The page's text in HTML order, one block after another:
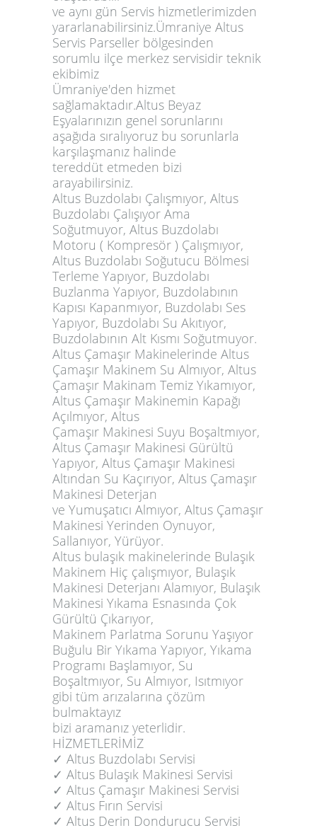
ve aynı gün Servis hizmetlerimizden
yararlanabilirsiniz.Ümraniye Altus
Servis Parseller bölgesinden
sorumlu ilçe merkez servisidir teknik
ekibimiz
Ümraniye'den hizmet
sağlamaktadır.Altus Beyaz
Eşyalarınızın genel sorunlarını
aşağıda sıralıyoruz bu sorunlarla
karşılaşmanız halinde
tereddüt etmeden bizi
arayabilirsiniz.
Altus Buzdolabı Çalışmıyor, Altus
Buzdolabı Çalışıyor Ama
Soğutmuyor, Altus Buzdolabı
Motoru ( Kompresör ) Çalışmıyor,
Altus Buzdolabı Soğutucu Bölmesi
Terleme Yapıyor, Buzdolabı
Buzlanma Yapıyor, Buzdolabının
Kapısı Kapanmıyor, Buzdolabı Ses
Yapıyor, Buzdolabı Su Akıtıyor,
Buzdolabının Alt Kısmı Soğutmuyor.
Altus Çamaşır Makinelerinde Altus
Çamaşır Makinem Su Almıyor, Altus
Çamaşır Makinam Temiz Yıkamıyor,
Altus Çamaşır Makinemin Kapağı
Açılmıyor, Altus
Çamaşır Makinesi Suyu Boşaltmıyor,
Altus Çamaşır Makinesi Gürültü
Yapıyor, Altus Çamaşır Makinesi
Altından Su Kaçırıyor, Altus Çamaşır
Makinesi Deterjan
ve Yumuşatıcı Almıyor, Altus Çamaşır
Makinesi Yerinden Oynuyor,
Sallanıyor, Yürüyor.
Altus bulaşık makinelerinde Bulaşık
Makinem Hiç çalışmıyor, Bulaşık
Makinesi Deterjanı Alamıyor, Bulaşık
Makinesi Yıkama Esnasında Çok
Gürültü Çıkarıyor,
Makinem Parlatma Sorunu Yaşıyor
Buğulu Bir Yıkama Yapıyor, Yıkama
Programı Başlamıyor, Su
Boşaltmıyor, Su Almıyor, Isıtmıyor
gibi tüm arızalarına çözüm
bulmaktayız
bizi aramanız yeterlidir.
HİZMETLERİMİZ
✓️ Altus Buzdolabı Servisi
✓️ Altus Bulaşık Makinesi Servisi
✓️ Altus Çamaşır Makinesi Servisi
✓️ Altus Fırın Servisi
✓️ Altus Derin Dondurucu Servisi